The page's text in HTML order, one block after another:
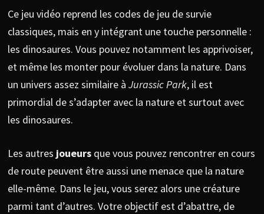
Ce jeu vidéo reprend les codes de jeu de survie
classiques, mais en y intégrant une touche personnelle :
les dinosaures. Vous pouvez notamment les apprivoiser,
et même les monter pour évoluer dans la nature. Dans
un univers assez similaire à Jurassic Park, il est
primordial de s’adapter avec la nature et surtout avec
les dinosaures.
Les autres joueurs que vous pouvez rencontrer en cours
de route peuvent être aussi une menace que la nature
elle-même. Dans le jeu, vous serez alors une créature
parmi tant d’autres. Votre objectif est d’abattre, de